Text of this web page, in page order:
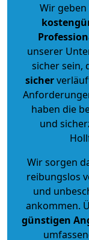
Wir geben
unserer
sicher sein,
sicher
haben die
und
Wir sorgen
reibungslos
und
ankommen.
günstigen